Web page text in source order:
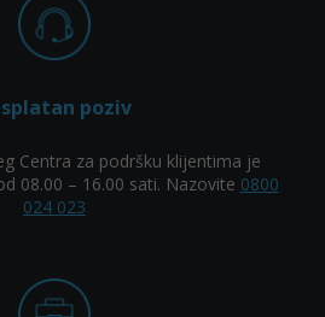
poziv
Centra za podršku klijentima je
08.00 – 16.00 sati. Nazovite 0800
024 023